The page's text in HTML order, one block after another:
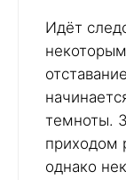
Идёт
темноты.
приходом
однако